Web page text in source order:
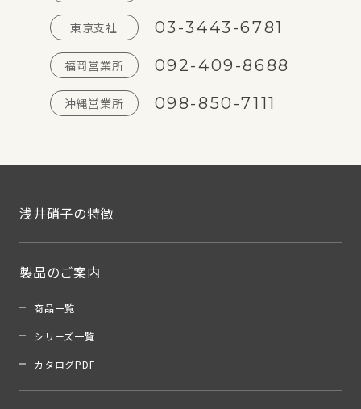
東京支社 03-3443-6781
福岡営業所 092-409-8688
沖縄営業所 098-850-7111
浅井硝子の特徴
製品のご案内
商品一覧
シリーズ一覧
カタログPDF